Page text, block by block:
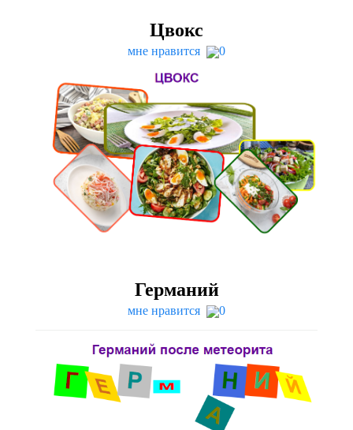
Цвокс
мне нравится 0
Германий
мне нравится 0